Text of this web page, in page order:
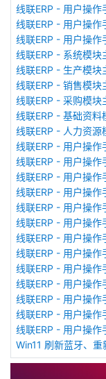
线联ERP - 用户操
线联ERP - 用户操
线联ERP - 用户操
线联ERP - 系统模块
线联ERP - 生产模块
线联ERP - 销售模块
线联ERP - 采购模块
线联ERP - 基础资料
线联ERP - 人力资源
线联ERP - 用户操作
线联ERP - 用户操
线联ERP - 用户操
线联ERP - 用户操
线联ERP - 用户操
线联ERP - 用户操作
线联ERP - 用户操作
线联ERP - 用户操
线联ERP - 用户操
线联ERP - 用户操
线联ERP - 用户操
线联ERP - 用户操作
线联ERP - 用户操作
Win11 刷新蓝牙、